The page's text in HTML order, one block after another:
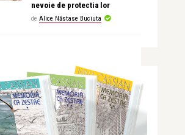
nevoie de protectia lor
de Alice Năstase Buciuta